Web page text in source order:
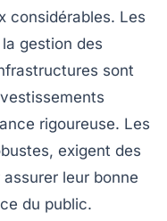
considérables. Les
gestion des
sont
rigoureuse. Les
exigent des
leur bonne
du public.